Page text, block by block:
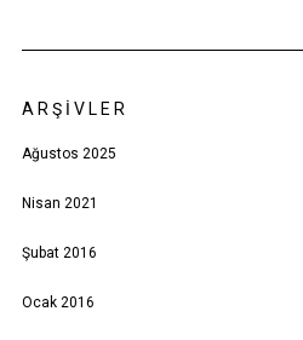
ARŞIVLER
Ağustos 2025
Nisan 2021
Şubat 2016
Ocak 2016